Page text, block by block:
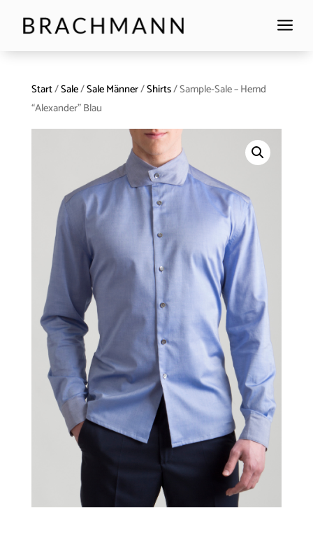
a
Start/Sale/Sale Männer/Shirts/ Sample-Sale – Hemd
“Alexander” Blau